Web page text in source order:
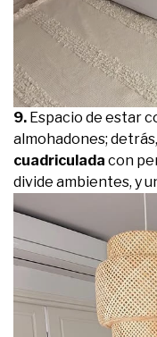
9. Espacio de estar
almohadones;
cuadriculada con
divide ambientes, y